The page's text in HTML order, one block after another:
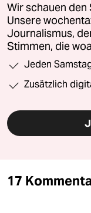
Wir schauen den
Unsere
Journalismus,
Stimmen, die
Jeden
Zusätzlich
17